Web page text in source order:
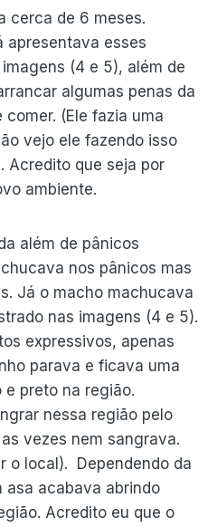
cerca de 6 meses.
apresentava esses
(4 e 5), além de
algumas penas da
(Ele fazia uma
vejo ele fazendo isso
Acredito que seja por
ambiente.
além de pânicos
nos pânicos mas
Já o macho machucava
nas imagens (4 e 5).
expressivos, apenas
parava e ficava uma
e preto na região.
nessa região pelo
vezes nem sangrava.
o local). Dependendo da
asa acabava abrindo
Acredito eu que o